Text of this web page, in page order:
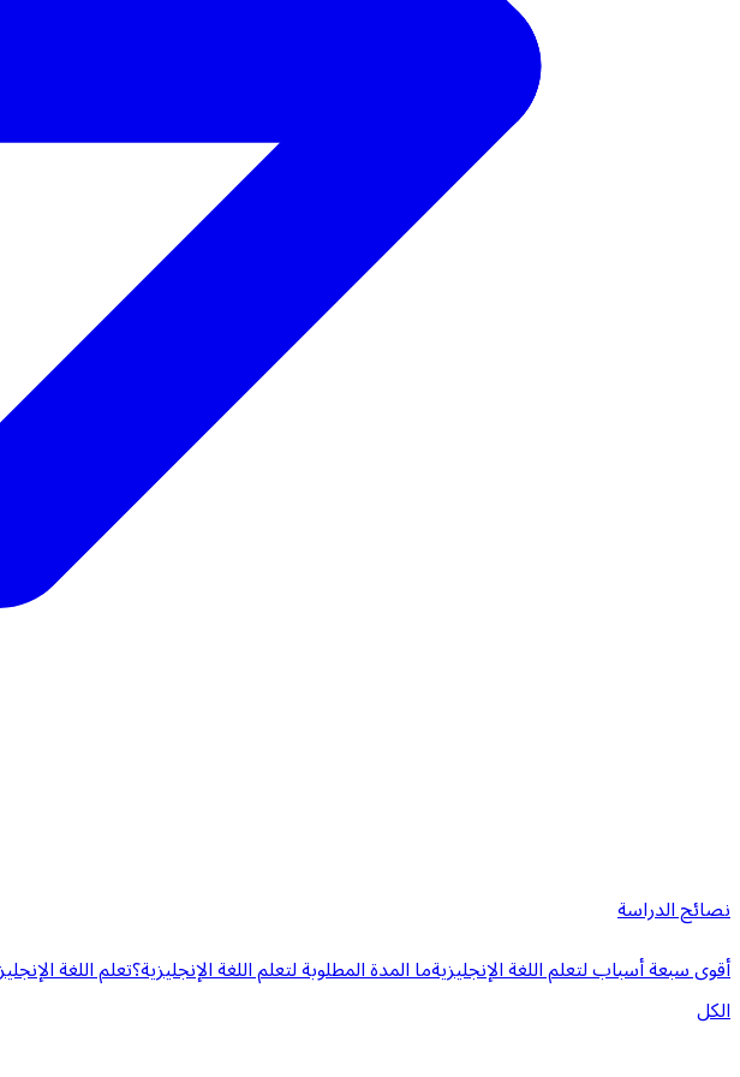
نصائح الدراسة
أقوى سبعة أسباب لتعلم اللغة الإنجليزيةما المدة المطلوبة لتعلم اللغة الإنجليزية؟تعلم اللغة
الكل